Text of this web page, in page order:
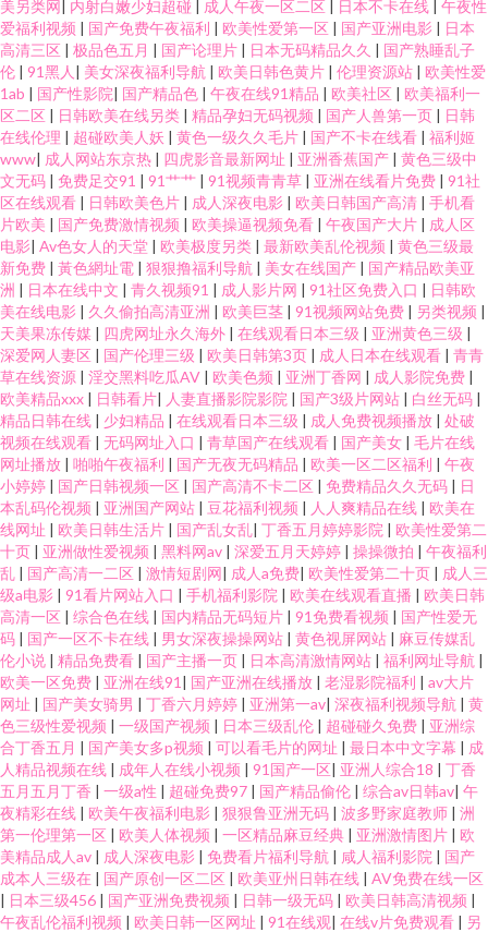
美另类网 内射白嫩少妇超碰 成人午夜一区二区 日本不卡在线
午夜性
爱福利视频 | 国产免费午夜福利 | 欧美性爱第一区 | 国产亚洲电影 | 日本
高清三区 | 极品色五月 | 国产论理片 | 日本无码精品久久 | 国产熟睡乱子
伦 | 91黑人 | 美女深夜福利导航 | 欧美日韩色黄片 | 伦理资源站 | 欧美性爱
1ab | 国产性影院| 国产精品色 | 午夜在线91精品 | 欧美社区 | 欧美福利一
区二区 | 日韩欧美在线另类 | 精品孕妇无码视频 | 国产人兽第一页 | 日韩
在线伦理 | 超碰欧美人妖 | 黄色一级久久毛片 | 国产不卡在线看 | 福利姬
www| 成人网站东京热 | 四虎影音最新网址 | 亚洲香蕉国产 | 黄色三级中
文无码 | 免费足交91 | 91艹艹 | 91视频青青草 | 亚洲在线看片免费 | 91社
区在线观看 | 日韩欧美色片 | 成人深夜电影 | 欧美日韩国产高清 | 手机看
片欧美 | 国产免费激情视频 | 欧美操逼视频免看 | 午夜国产大片 | 成人区
电影| Av色女人的天堂 | 欧美极度另类 | 最新欧美乱伦视频 | 黄色三级最
新免费 | 黃色網址電 | 狠狠撸福利导航 | 美女在线国产 | 国产精品欧美亚
洲 | 日本在线中文 | 青久视频91 | 成人影片网 | 91社区免费入口 | 日韩欧
美在线电影 | 久久偷拍高清亚洲 | 欧美巨茎 | 91视频网站免费 | 另类视频 |
天美果冻传媒 | 四虎网址永久海外 | 在线观看日本三级 | 亚洲黄色三级 |
深爱网人妻区 | 国产伦理三级 | 欧美日韩第3页 | 成人日本在线观看 | 青青
草在线资源 | 淫交黑料吃瓜AV | 欧美色频 | 亚洲丁香网 | 成人影院免费 |
欧美精品xxx | 日韩看片| 人妻直播影院影院 | 国产3级片网站 | 白丝无码 |
精品日韩在线 | 少妇精品 | 在线观看日本三级 | 成人免费视频播放 | 处破
视频在线观看 | 无码网址入口 | 青草国产在线观看 | 国产美女 | 毛片在线
网址播放 | 啪啪午夜福利 | 国产无夜无码精品 | 欧美一区二区福利 | 午夜
小婷婷 | 国产日韩视频一区 | 国产高清不卡二区 | 免费精品久久无码 | 日
本乱码伦视频 | 亚洲国产网站 | 豆花福利视频 | 人人爽精品在线 | 欧美在
线网址 | 欧美日韩生活片 | 国产乱女乱| 丁香五月婷婷影院 | 欧美性爱第二
十页 | 亚洲做性爱视频 | 黑料网av | 深爱五月天婷婷 | 操操微拍 | 午夜福利
乱 | 国产高清一二区 | 激情短剧网| 成人a免费| 欧美性爱第二十页 | 成人三
级a电影 | 91看片网站入口 | 手机福利影院 | 欧美在线观看直播 | 欧美日韩
高清一区 | 综合色在线 | 国内精品无码短片 | 91免费看视频 | 国产性爱无
码 | 国产一区不卡在线 | 男女深夜操操网站 | 黄色视屏网站 | 麻豆传媒乱
伦小说 | 精品免费看 | 国产主播一页 | 日本高清激情网站 | 福利网址导航 |
欧美一区免费 | 亚洲在线91 | 国产亚洲在线播放 | 老湿影院福利 | av大片
网址 | 国产美女骑男 | 丁香六月婷婷 | 亚洲第一av| 深夜福利视频导航 | 黄
色三级性爱视频 | 一级国产视频 | 日本三级乱伦 | 超碰碰久免费 | 亚洲综
合丁香五月 | 国产美女多p视频 | 可以看毛片的网址 | 最日本中文字幕 | 成
人精品视频在线 | 成年人在线小视频 | 91国产一区| 亚洲人综合18 | 丁香
五月五月丁香 | 一级a性 | 超碰免费97 | 国产精品偷伦 | 综合av日韩av| 午
夜精彩在线 | 欧美午夜福利电影 | 狠狠鲁亚洲无码 | 波多野家庭教师 | 洲
第一伦理第一区 | 欧美人体视频 | 一区精品麻豆经典 | 亚洲激情图片 | 欧
美精品成人av | 成人深夜电影 | 免费看片福利导航 | 咸人福利影院 | 国产
成本人三级在 | 国产原创一区二区 | 欧美亚州日韩在线 | AV免费在线一区
| 日本三级456 | 国产亚洲免费视频 | 日韩一级无码 | 欧美日韩高清视频 |
午夜乱伦福利视频 | 欧美日韩一区网址 | 91在线观| 在线v片免费观看 | 另